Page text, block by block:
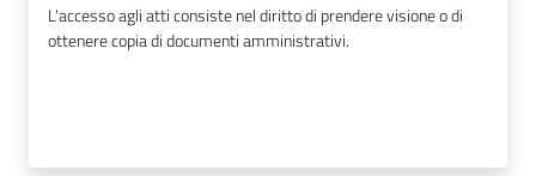
L'accesso agli atti consiste nel diritto di prendere visione o di
ottenere copia di documenti amministrativi.